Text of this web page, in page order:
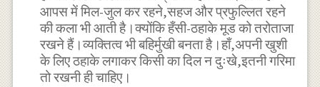
आपस में मिल-जुल कर रहने,सहज और प्रफुल्लित रहने
की कला भी आती है।क्योंकि हँसी-ठहाके मूड को तरोताजा
रखने हैं।व्यक्तित्व भी बहिर्मुखी बनता है।हाँ,अपनी खुशी
के लिए ठहाके लगाकर किसी का दिल न दुःखे,इतनी गरिमा
तो रखनी ही चाहिए।